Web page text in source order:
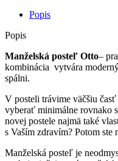
Popis
Popis
Manželská posteľ Otto–
kombinácia vytvára
spálni.
V posteli trávime väčšiu
vyberať minimálne rovnako
novej postele najmä také
s Vaším zdravím? Potom ste
Manželská posteľ je